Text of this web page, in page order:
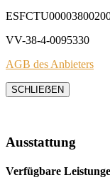
VV-38-4-0095330
AGB des Anbieters
SCHLIEẞEN
Ausstattung
Verfügbare